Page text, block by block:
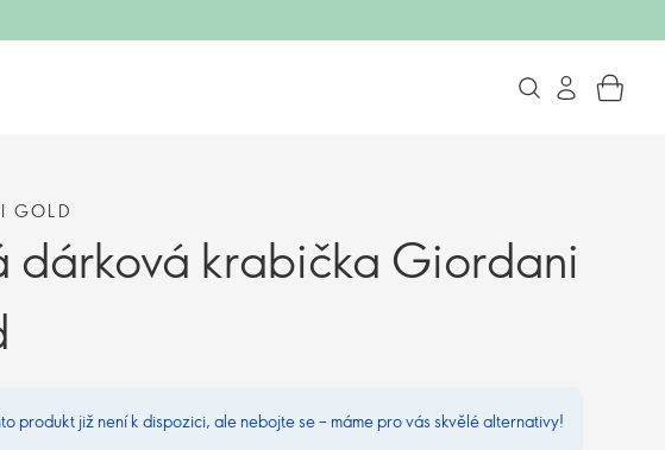
GOLD
dárková krabička Giordani
produkt již není k dispozici, ale nebojte se – máme pro vás skvělé alternativy!